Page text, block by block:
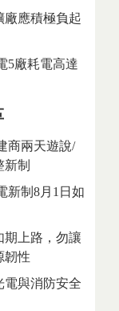
廠應積極負起
5廠耗電高達
商兩天遊說/
制
新制8月1日如
期上路，勿讓
韌性
電與消防安全